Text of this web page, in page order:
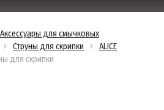
Аксессуары для смычковых
Струны для скрипки
ALICE
для скрипки